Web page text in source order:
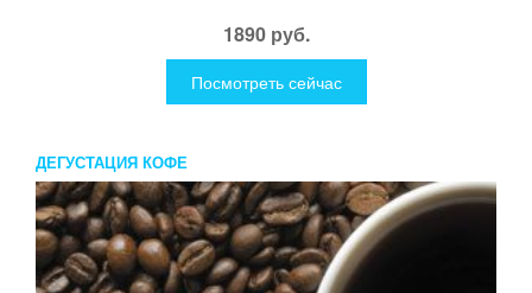
1890 руб.
Посмотреть сейчас
ДЕГУСТАЦИЯ КОФЕ